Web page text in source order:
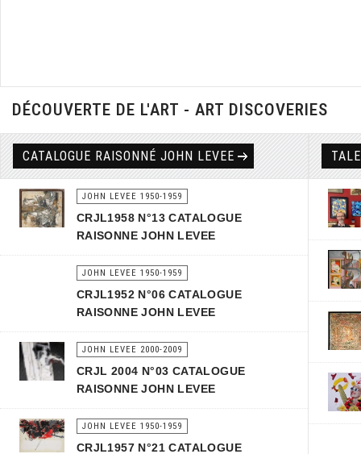
DÉCOUVERTE DE L'ART - ART DISCOVERIES
CATALOGUE RAISONNÉ JOHN LEVEE
JOHN LEVEE 1950-1959
CRJL1958 N°13 CATALOGUE
RAISONNE JOHN LEVEE
JOHN LEVEE 1950-1959
CRJL1952 N°06 CATALOGUE
RAISONNE JOHN LEVEE
JOHN LEVEE 2000-2009
CRJL 2004 N°03 CATALOGUE
RAISONNE JOHN LEVEE
JOHN LEVEE 1950-1959
CRJL1957 N°21 CATALOGUE